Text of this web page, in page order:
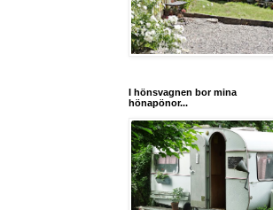
I hönsvagnen bor mina
hönapönor...